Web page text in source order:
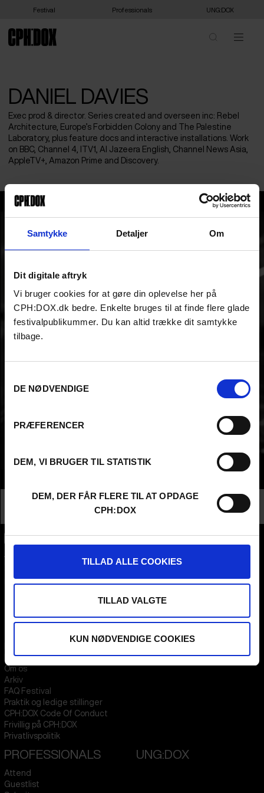
Samtykke Detaljer Om
Dit digitale aftryk
Vi bruger cookies for at gøre din oplevelse her på
CPH:DOX.dk bedre. Enkelte bruges til at finde flere glade
festivalpublikummer. Du kan altid trække dit samtykke
tilbage.
DE NØDVENDIGE
PRÆFERENCER
DEM, VI BRUGER TIL STATISTIK
DEM, DER FÅR FLERE TIL AT OPDAGE
CPH:DOX
TILLAD ALLE COOKIES
TILLAD VALGTE
KUN NØDVENDIGE COOKIES
Festival Professionals UNG:DOX
DANIEL DAVIES
Exec prod & director. Series created and overseen inc: Rebel
Architecture, Europe’s Forbidden Colony and The Palestine
Laboratory, plus feature docs and interactive installations. Work
on BBC, Channel 4, ITV1, Al Jazeera English, Channel News Asia,
AppleTV+, Amazon Prime and Discovery.
Daniel Davies
Nationalitet
United Kingdom
Director AND Producer
Denmark
FESTIVAL 2026 DA
Presseinfo
Om os
Arkiv
FAQ Festival
Praktik og ledige stillinger
CPH:DOX Code Of Conduct
Frivillig på CPH:DOX
Privatlivspolitik
STREAMING
PARA:DOX
PROFESSIONALS
Attend
Guestlist
UNG:DOX